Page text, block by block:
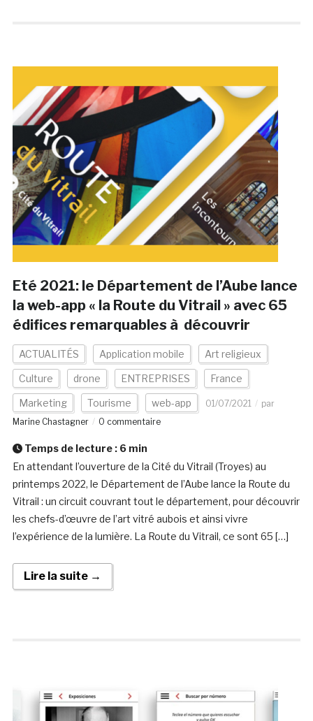
Eté 2021: le Département de l’Aube lance
la web-app « la Route du Vitrail » avec 65
édifices remarquables à découvrir
ACTUALITÉS Application mobile Art religieux
Culture drone ENTREPRISES France
Marketing Tourisme web-app 01/07/2021
par
Marine Chastagner
0 commentaire
Temps de lecture : 6 min
En attendant l’ouverture de la Cité du Vitrail (Troyes) au
printemps 2022, le Département de l’Aube lance la Route du
Vitrail : un circuit couvrant tout le département, pour découvrir
les chefs-d’œuvre de l’art vitré aubois et ainsi vivre
l’expérience de la lumière. La Route du Vitrail, ce sont 65 […]
Lire la suite →